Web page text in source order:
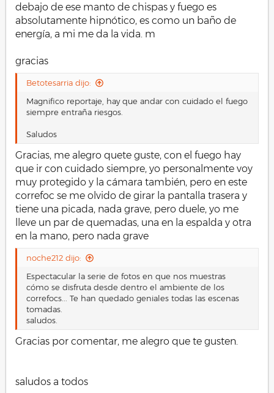
me gusta mucho.
Y como lo has mencionado, sólo decirte que me alegro
que puedas volver a disfrutar de tu afición y
mala pasada el amor y las ganas de la fiesta! salut i
salutacions
debajo de ese manto de chispas y fuego es
absolutamente hipnótico, es como un baño de
energía, a mi me da la vida. m
gracias
Betotesarria dijo:
Magnifico reportaje, hay que andar con cuidado el fuego
siempre entraña riesgos.
Saludos
Gracias, me alegro quete guste, con el fuego hay
que ir con cuidado siempre, yo personalmente voy
muy protegido y la cámara también, pero en este
correfoc se me olvido de girar la pantalla trasera y
tiene una picada, nada grave, pero duele, yo me
lleve un par de quemadas, una en la espalda y otra
en la mano, pero nada grave
noche212 dijo:
Espectacular la serie de fotos en que nos muestras
cómo se disfruta desde dentro el ambiente de los
correfocs... Te han quedado geniales todas las escenas
tomadas.
saludos.
Gracias por comentar, me alegro que te gusten.
saludos a todos